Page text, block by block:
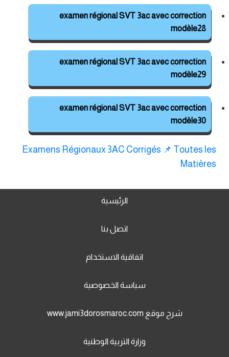
examen régional SVT 3ac avec correction
modèle28
examen régional SVT 3ac avec correction
modèle29
examen régional SVT 3ac avec correction
modèle30
Examens Régionaux 3AC Corrigés 📌 Toutes les
Matières
الرئيسية
اتصل بنا
اتفاقية الاستخدام
سياسة الخصوصية
شرح موقع www.jami3dorosmaroc.com
وزارة التربية الوطنية